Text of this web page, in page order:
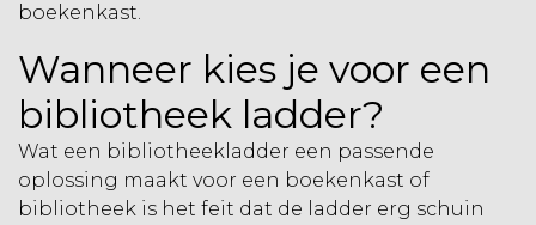
boekenkast.
Wanneer kies je voor een
bibliotheek ladder?
Wat een bibliotheekladder een passende
oplossing maakt voor een boekenkast of
bibliotheek is het feit dat de ladder erg schuin